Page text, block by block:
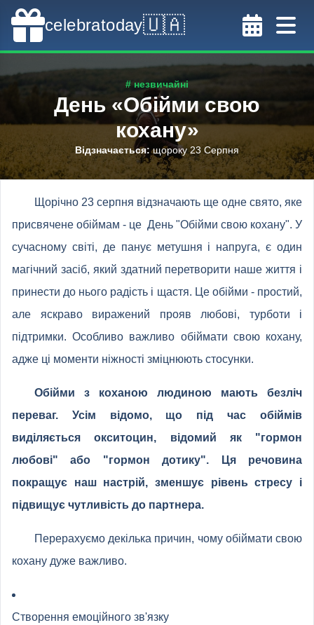
celebratoday🇺🇦
# незвичайні
День «Обійми свою
кохану»
Відзначається:щороку 23 Серпня
Щорічно 23 серпня відзначають ще одне свято, яке
присвячене обіймам - це День "Обійми свою кохану". У
сучасному світі, де панує метушня і напруга, є один
магічний засіб, який здатний перетворити наше життя і
принести до нього радість і щастя. Це обійми - простий,
але яскраво виражений прояв любові, турботи і
підтримки. Особливо важливо обіймати свою кохану,
адже ці моменти ніжності зміцнюють стосунки.
Обійми з коханою людиною мають безліч
переваг. Усім відомо, що під час обіймів
виділяється окситоцин, відомий як "гормон
любові" або "гормон дотику". Ця речовина
покращує наш настрій, зменшує рівень стресу і
підвищує чутливість до партнера.
Перерахуємо декілька причин, чому обіймати свою
кохану дуже важливо.
Створення емоційного зв'язку